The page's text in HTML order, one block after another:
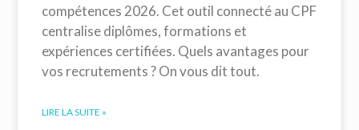
compétences 2026. Cet outil connecté au CPF
centralise diplômes, formations et
expériences certifiées. Quels avantages pour
vos recrutements ? On vous dit tout.
LIRE LA SUITE »